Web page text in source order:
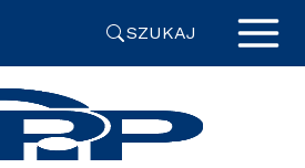
SZUKAJ